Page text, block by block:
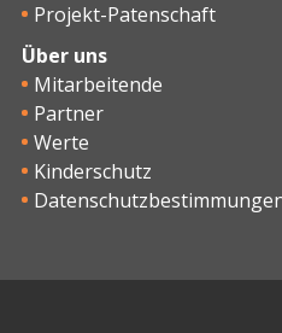
Projekt-Patenschaft
Über uns
Mitarbeitende
Partner
Werte
Kinderschutz